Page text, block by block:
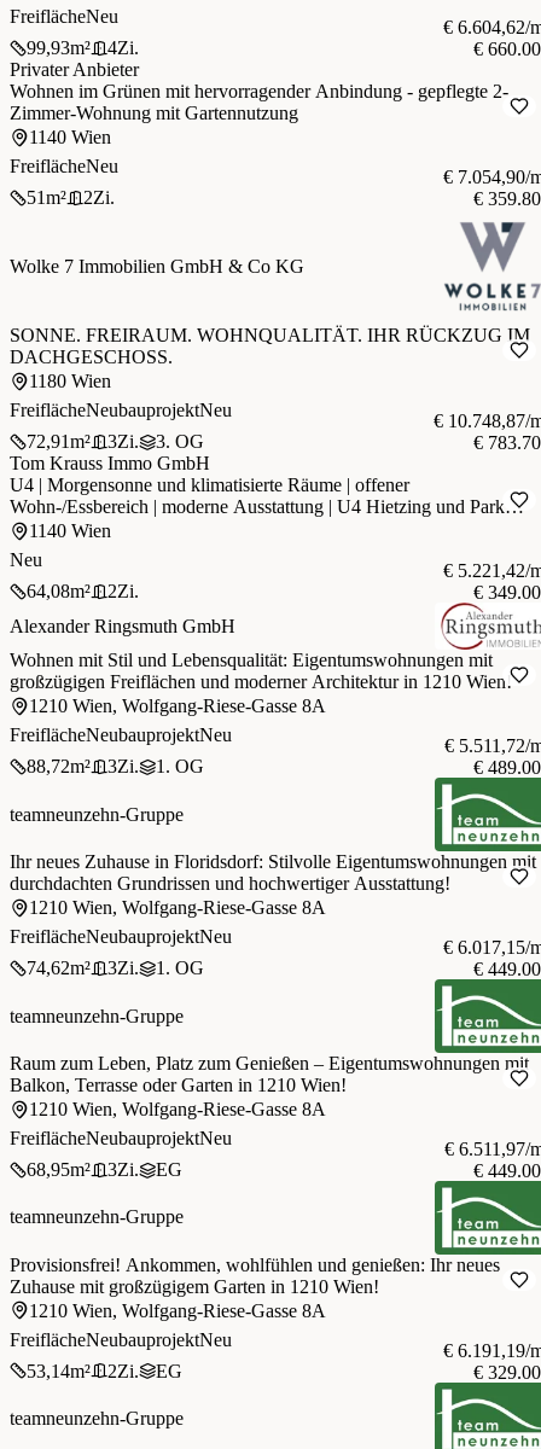
FreiflächeNeu
99,93m² 4Zi.
€ 6.604,62/
€
Privater Anbieter
Wohnen im Grünen mit hervorragender Anbindung - gepflegte 2-
Zimmer-Wohnung mit Gartennutzung
1140 Wien
FreiflächeNeu
51m² 2Zi.
€ 7.054,90/
€
Wolke 7 Immobilien GmbH & Co KG
SONNE. FREIRAUM. WOHNQUALITÄT. IHR RÜCKZUG IM
DACHGESCHOSS.
1180 Wien
FreiflächeNeubauprojektNeu
72,91m² 3Zi. 3. OG
€ 10.748,87/
€
Tom Krauss Immo GmbH
U4 | Morgensonne und klimatisierte Räume | offener
Wohn-/Essbereich | moderne Ausstattung | U4 Hietzing und Park
Schönbrunn
1140 Wien
Neu
64,08m² 2Zi.
€ 5.221,42/
€
Alexander Ringsmuth GmbH
Wohnen mit Stil und Lebensqualität: Eigentumswohnungen mit
großzügigen Freiflächen und moderner Architektur in 1210 Wien!
1210 Wien, Wolfgang-Riese-Gasse 8A
FreiflächeNeubauprojektNeu
88,72m² 3Zi. 1. OG
€ 5.511,72/
€
teamneunzehn-Gruppe
Ihr neues Zuhause in Floridsdorf: Stilvolle Eigentumswohnungen mit
durchdachten Grundrissen und hochwertiger Ausstattung!
1210 Wien, Wolfgang-Riese-Gasse 8A
FreiflächeNeubauprojektNeu
74,62m² 3Zi. 1. OG
€ 6.017,15/
€
teamneunzehn-Gruppe
Raum zum Leben, Platz zum Genießen – Eigentumswohnungen mit
Balkon, Terrasse oder Garten in 1210 Wien!
1210 Wien, Wolfgang-Riese-Gasse 8A
FreiflächeNeubauprojektNeu
68,95m² 3Zi. EG
€ 6.511,97/
€
teamneunzehn-Gruppe
Provisionsfrei! Ankommen, wohlfühlen und genießen: Ihr neues
Zuhause mit großzügigem Garten in 1210 Wien!
1210 Wien, Wolfgang-Riese-Gasse 8A
FreiflächeNeubauprojektNeu
53,14m² 2Zi. EG
€ 6.191,19/
€
teamneunzehn-Gruppe